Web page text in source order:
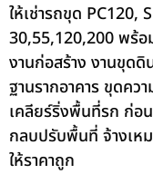
ให้เช่ารถขุด PC120,
30,55,120,200 พร้อ
งานก่อสร้าง งานขุดดิ
ฐานรากอาคาร ขุดคว
เคลียร์ริ่งพื้นที่รก ก่อ
กลบปรับพื้นที่ จ้างเหม
ให้ราคาถูก